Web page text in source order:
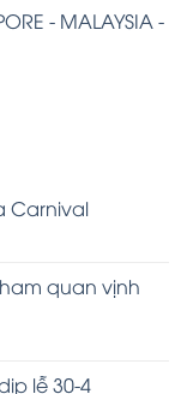
- MALAYSIA -
Carnival
quan vịnh
lễ 30-4